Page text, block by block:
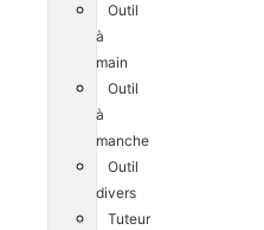
Outil
à
main
Outil
à
manche
Outil
divers
Tuteur